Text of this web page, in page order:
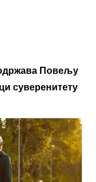
Повељу
суверенитету